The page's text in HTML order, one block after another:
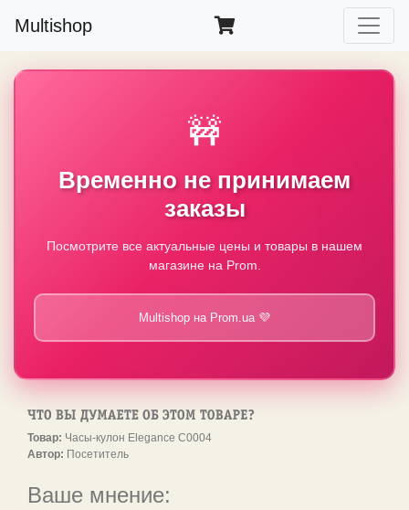
Multishop
🚧
Временно не принимаем
заказы
Посмотрите все актуальные цены и товары в нашем
магазине на Prom.
Multishop на Prom.ua 💜
Товар: Часы-кулон Elegance C0004
Автор: Посетитель
Ваше мнение: